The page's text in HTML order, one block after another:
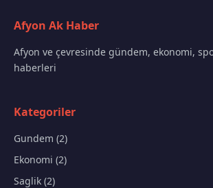
Afyon Ak Haber
Afyon ve çevresinde gündem, ekonomi,
haberleri
Kategoriler
Gundem (2)
Ekonomi (2)
Saglik (2)